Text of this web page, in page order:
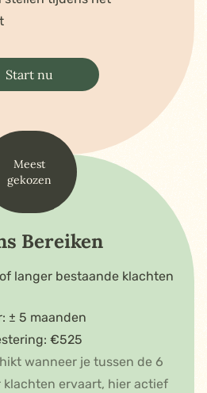
Start nu
Meest
gekozen
Bereiken
langer bestaande klachten
± 5 maanden
€525
wanneer je tussen de 6
klachten ervaart, hier actief